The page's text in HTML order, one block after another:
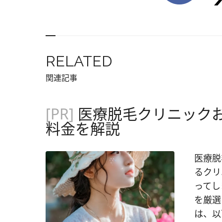
RELATED
関連記事
[PR] 医療脱毛クリニッ
料金を解説
医療脱毛をしてみたい！ しかし、医療脱毛を行っているクリニックがたくさんあるので、クリニック選びに迷ってしまいますよね。 そこで今回は、人気のクリニックを厳選して紹介したいと思います。今回ご紹介するのは、以下の17院です。 おすすめ医療脱毛クリニック17選 クリニック名 特徴 全身脱毛が159,000円（税抜）で受けられ、最短5カ月で終了可能 全身脱毛が189,000円（税抜）。予約が取りやすい独自システムを採用 全身脱毛が158,000円（税抜）。平日は21時まで診療しているため通いやすい 状態に応じて4つの脱毛機器を使い分け 医師によるカウンセリングを実施 85,000円（税抜）で全身脱毛できる ワキ脱毛が1回500円（税込）。脱毛回数が柔軟に選択可能 部位・回数ともにプランの選択肢が豊富 さまざまな医療脱毛機を使い分けた施術 肌質や毛質に合わせた「オーダーメイド脱毛」 脱毛の予約が取りやすい 見えるところだけを対象とした全身脱毛プランあり 会員向けプランがある カウンセリングの時間は無制限 全国のTCBグループにて脱毛を引き継げる 「ジェントルマックスプロ」使用で短時間の脱毛が可能に 初回利用時はお試し価格の施術が可能 人気の高いクリニックやそれぞれの料金も掲載しているので、各院の特徴と併せて選ぶ際の参考にしてみてください。 エミナルクリニック 全身脱毛が159,000円（税抜）で受けられる 1カ月に一度の施術で、最短5カ月で卒業できる 施術時間が60分と短いため、予約が取りやすい 全身脱毛料金 （顔・VIO除く） 159,000円（税抜）／5回 分割払いで月々2,980円（税抜） 全身脱毛料金 （顔かVIOどちらか） 219,000円（税抜）／5回 全身脱毛料金 （顔・VIO含む） 268,000円（税抜）／5回 脱毛機器 ・クリスタルプロ（ダイオードレーザー） 診療時間 11:00～21:00 ※休診日 不定休 人気の理由 2019年にオープンしたばかりですが、159,000円（税抜）という料金設定、最短5カ月で全身脱毛が完了するというスピードから、現在注目を集めているクリニックです。 使用している脱毛機器は、痛みを抑えつつ